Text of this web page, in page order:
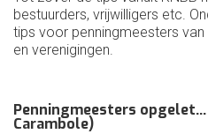
bestuurders, vrijwilligers etc.
tips voor penningmeesters
en verenigingen.
Penningmeesters
Carambole)